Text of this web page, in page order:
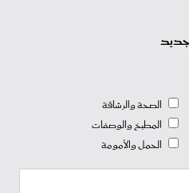
الصحة والرشاقة
المطبخ والوصفات
الحمل والأمومة